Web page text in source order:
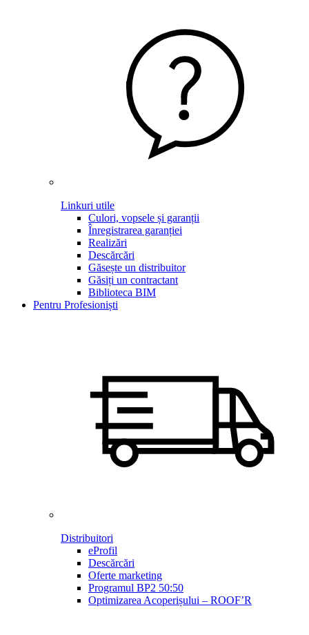
Linkuri utile
Culori, vopsele și garanții
Înregistrarea garanției
Realizări
Descărcări
Găsește un distribuitor
Găsiți un contractant
Biblioteca BIM
Pentru Profesioniști
Distribuitori
eProfil
Descărcări
Oferte marketing
Programul BP2 50:50
Optimizarea Acoperișului – ROOF’R